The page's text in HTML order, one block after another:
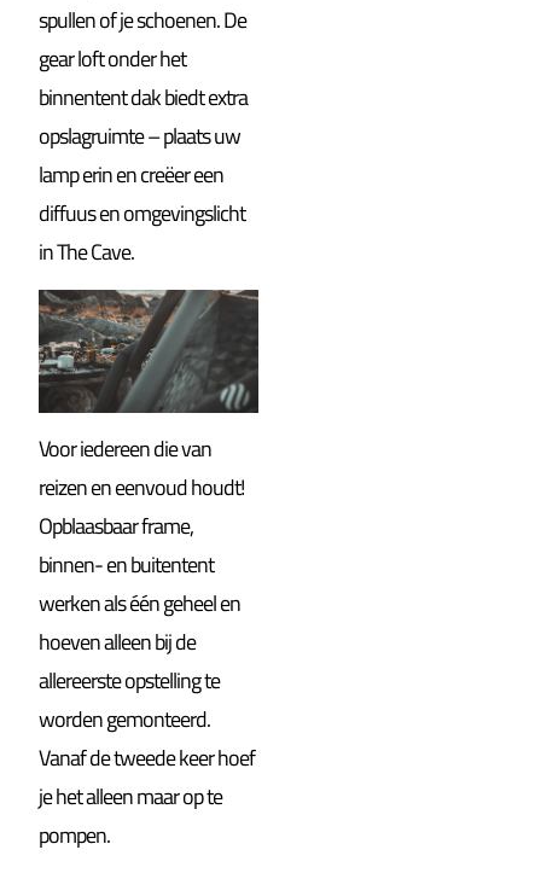
spullen of je schoenen. De
gear loft onder het
binnentent dak biedt extra
opslagruimte – plaats uw
lamp erin en creëer een
diffuus en omgevingslicht
in The Cave.
Voor iedereen die van
reizen en eenvoud houdt!
Opblaasbaar frame,
binnen- en buitentent
werken als één geheel en
hoeven alleen bij de
allereerste opstelling te
worden gemonteerd.
Vanaf de tweede keer hoef
je het alleen maar op te
pompen.